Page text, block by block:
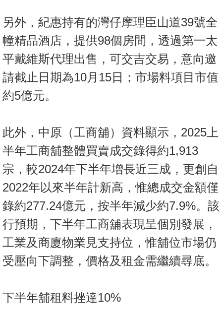
業
手
冊
關
於
我
另外，紀惠持有的灣仔摩理臣山道39號全
幢精品酒店，提供98個房間，透過第一太
平戴維斯代理出售，可交吉交易，意向邀
請截止日期為10月15日；市場料項目市值
約5億元。
此外，中原（工商舖）資料顯示，2025上
半年工商舖整體買賣成交錄得約1,913
宗，較2024年下半年增長近三成，更創自
2022年以來半年計新高，惟總成交金額僅
錄約277.24億元，按半年減少約7.9%。該
行預期，下半年工商舖表現呈個別發展，
工業及商廈物業見支持位，惟舖位市場仍
受壓向下調整，價格及租金需繼續尋底。
下半年舖租料挫達10%